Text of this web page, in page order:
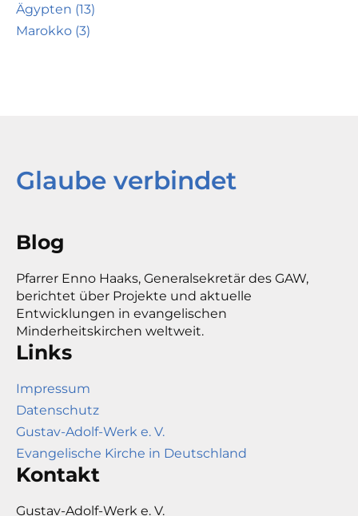
Ägypten (13)
Marokko (3)
Glaube verbindet
Blog
Pfarrer Enno Haaks, Generalsekretär des GAW,
berichtet über Projekte und aktuelle
Entwicklungen in evangelischen
Minderheitskirchen weltweit.
Links
Impressum
Datenschutz
Gustav-Adolf-Werk e. V.
Evangelische Kirche in Deutschland
Kontakt
Gustav-Adolf-Werk e. V.